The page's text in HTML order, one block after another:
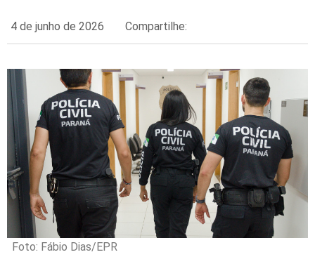
4 de junho de 2026 Compartilhe:
Foto: Fábio Dias/EPR